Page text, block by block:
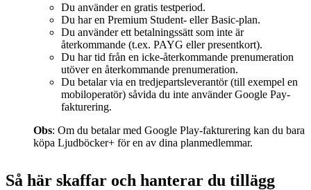
Du använder en gratis testperiod.
Du har en Premium Student- eller Basic-plan.
Du använder ett betalningssätt som inte är
återkommande (t.ex. PAYG eller presentkort).
Du har tid från en icke-återkommande prenumeration
utöver en återkommande prenumeration.
Du betalar via en tredjepartsleverantör (till exempel en
mobiloperatör) såvida du inte använder Google Pay-
fakturering.
Obs: Om du betalar med Google Play-fakturering kan du bara
köpa Ljudböcker+ för en av dina planmedlemmar.
Så här skaffar och hanterar du tillägg